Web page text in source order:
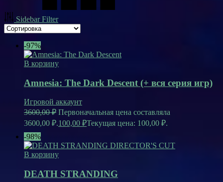
Sidebar Filter
-97%
В корзину
Amnesia: The Dark Descent (+ вся серия игр)
Игровой аккаунт
3600,00₽ Первоначальная цена составляла
3600,00 ₽.100,00 ₽Текущая цена: 100,00 ₽.
-98%
В корзину
DEATH STRANDING